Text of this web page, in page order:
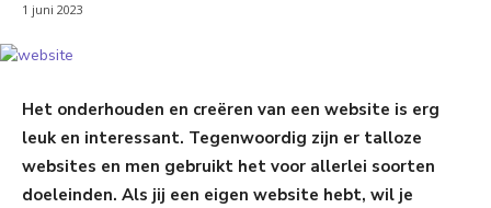
1 juni 2023
Het onderhouden en creëren van een website is erg
leuk en interessant. Tegenwoordig zijn er talloze
websites en men gebruikt het voor allerlei soorten
doeleinden. Als jij een eigen website hebt, wil je